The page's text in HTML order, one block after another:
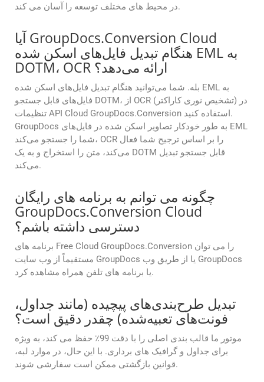
در محیط های مختلف توسعه را آسان می کند.
آیا GroupDocs.Conversion Cloud
هنگام تبدیل فایل‌های اسکن شده EML به
DOTM، OCR ارائه می‌دهد؟
بله. شما می‌توانید هنگام تبدیل فایل‌های اسکن شده EML به
فایل‌های قابل جستجو DOTM، از OCR (تشخیص نوری کاراکتر) در
تنظیمات API Cloud GroupDocs.Conversion استفاده کنید.
GroupDocs به طور خودکار تصاویر اسکن شده در فایل‌های EML
شما را جستجو می‌کند، OCR را بر اساس ترجیح شما فعال
می‌کند، متن را استخراج و به یک DOTM قابل جستجو تبدیل
می‌کند.
چگونه می توانم به برنامه های رایگان
GroupDocs.Conversion Cloud
دسترسی داشته باشم؟
برنامه های Free Cloud GroupDocs.Conversion را می توان
مستقیماً از وب سایت GroupDocs یا از طریق وب GroupDocs
یا برنامه های تلفن همراه مشاهده کرد.
تبدیل طرح‌بندی‌های پیچیده (مانند جداول،
فونت‌های تعبیه‌شده) چقدر دقیق است؟
موتور ما قالب بندی اصلی را با دقت 99٪ حفظ می کند، به ویژه
برای جداول و گرافیک های برداری. با این حال، در موارد لبه،
قوانین بازگشتی ممکن است سفارشی شوند.